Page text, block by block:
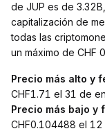
de JUP es de
capitalización de
todas las
un máximo de CHF
Precio más alto y
CHF1.71 el 31 de
Precio más bajo y
CHF0.104488 el